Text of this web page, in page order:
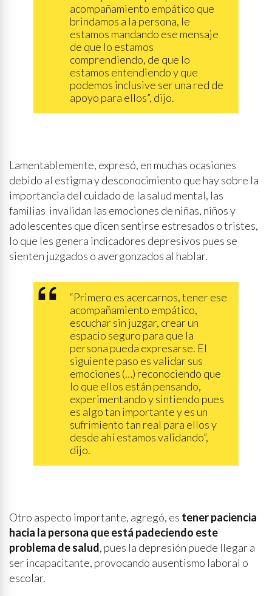
acompañamiento empático que
brindamos a la persona, le
estamos mandando ese mensaje
de que lo estamos
comprendiendo, de que lo
estamos entendiendo y que
podemos inclusive ser una red de
apoyo para ellos”, dijo.
Lamentablemente, expresó, en muchas ocasiones
debido al estigma y desconocimiento que hay sobre la
importancia del cuidado de la salud mental, las
familias invalidan las emociones de niñas, niños y
adolescentes que dicen sentirse estresados o tristes,
lo que les genera indicadores depresivos pues se
sienten juzgados o avergonzados al hablar.
“Primero es acercarnos, tener ese
acompañamiento empático,
escuchar sin juzgar, crear un
espacio seguro para que la
persona pueda expresarse. El
siguiente paso es validar sus
emociones (…) reconociendo que
lo que ellos están pensando,
experimentando y sintiendo pues
es algo tan importante y es un
sufrimiento tan real para ellos y
desde ahí estamos validando”,
dijo.
Otro aspecto importante, agregó, es tener paciencia
hacia la persona que está padeciendo este
problema de salud, pues la depresión puede llegar a
ser incapacitante, provocando ausentismo laboral o
escolar.